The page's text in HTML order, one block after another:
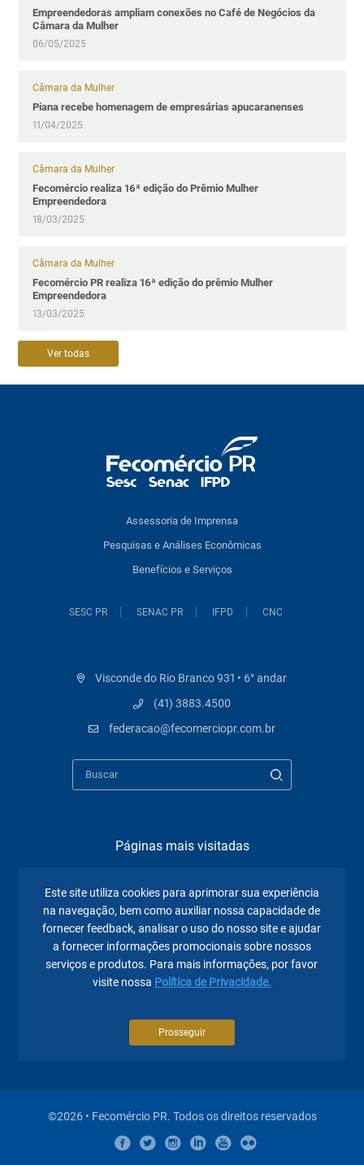
Empreendedoras ampliam conexões no Café de Negócios da
Câmara da Mulher
06/05/2025
Câmara da Mulher
Piana recebe homenagem de empresárias apucaranenses
11/04/2025
Câmara da Mulher
Fecomércio realiza 16ª edição do Prêmio Mulher
Empreendedora
18/03/2025
Câmara da Mulher
Fecomércio PR realiza 16ª edição do prêmio Mulher
Empreendedora
13/03/2025
Ver todas
Assessoria de Imprensa
Pesquisas e Análises Econômicas
Benefícios e Serviços
SESC PR SENAC PR IFPD CNC
Visconde do Rio Branco 931 • 6° andar
(41) 3883.4500
federacao@fecomerciopr.com.br
Páginas mais visitadas
Sindicatos
Institucional
Atuação
Notícias
©2026 • Fecomércio PR. Todos os direitos reservados
Este site utiliza cookies para aprimorar sua experiência
na navegação, bem como auxiliar nossa capacidade de
fornecer feedback, analisar o uso do nosso site e ajudar
a fornecer informações promocionais sobre nossos
serviços e produtos. Para mais informações, por favor
visite nossa Política de Privacidade.
Prosseguir